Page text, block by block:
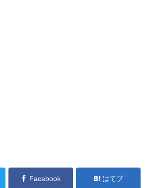
Facebook はてブ